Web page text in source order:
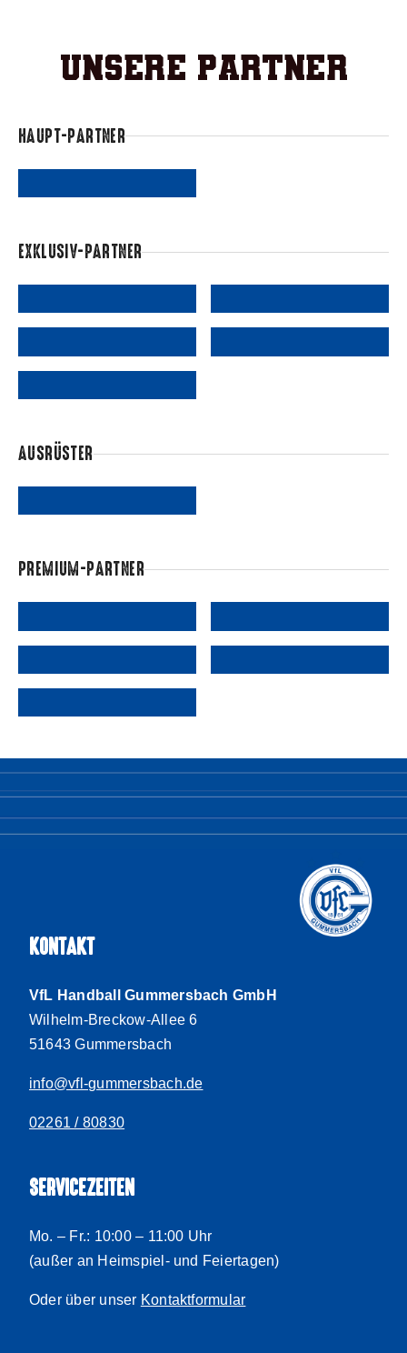
Unsere Partner
HAUPT-PARTNER
EXKLUSIV-PARTNER
AUSRÜSTER
PREMIUM-PARTNER
KONTAKT
VfL Handball Gummersbach GmbH
Wilhelm-Breckow-Allee 6
51643 Gummersbach
info@vfl-gummersbach.de
02261 / 80830
SERVICEZEITEN
Mo. – Fr.: 10:00 – 11:00 Uhr
(außer an Heimspiel- und Feiertagen)
Oder über unser Kontaktformular